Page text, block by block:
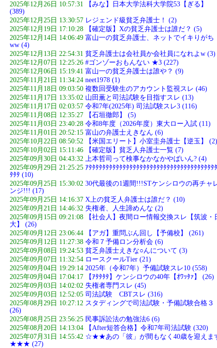
2025年12月26日 10:57:31
【みな】日本大学法科大学院53【ぎる】
(389)
2025年12月25日 13:30:57 レジェンド級貧乏弁護士！ (2)
2025年12月19日 17:10:28
【確定版】Xの貧乏弁護士は誰だ？ (5)
2025年12月14日 14:06:49 富山一の貧乏弁護士、ネットでイキりがち
ww (4)
2025年12月13日 22:54:31 貧乏弁護士は会社員か会社員になれよw (3)
2025年12月07日 12:25:26 #ゴンゾーおもんない ★3 (227)
2025年12月06日 15:19:41 富山一の貧乏弁護士は誰や？ (9)
2025年11月21日 11:34:24 neet1978 (1)
2025年11月18日 09:03:50 複数回受験生のアカウント監視スレ (46)
2025年11月17日 13:35:02 山田薫と司法試験を目指すスレ (13)
2025年11月17日 02:03:57 令和7年(2025年) 司法試験スレ3 (116)
2025年11月08日 12:35:27
【石垣徹郎】 (5)
2025年11月03日 23:40:28 令和8年度（2026年度）東大ロー入試 (11)
2025年11月01日 20:52:15 富山の弁護士えきなん (6)
2025年10月22日 08:50:52
【米国エリート】小室圭弁護士【逆玉】 (2)
2025年10月02日 15:11:46
【確定版】貧乏人弁護士一覧 (7)
2025年09月30日 04:43:32 上本哲司って検事なかなかやばいん? (4)
2025年09月29日 21:25:25 ｱﾀﾀﾀﾀﾀﾀﾀﾀﾀﾀﾀﾀﾀﾀﾀﾀﾀﾀﾀﾀﾀﾀﾀﾀﾀﾀﾀﾀﾀﾀﾀﾀﾀﾀﾀﾀﾀ
ﾀﾀﾀ (10)
2025年09月25日 15:30:02 30代最後の1週間!!!STケンシロウの再チャ
ンジ!!! (17)
2025年09月25日 14:16:37 X上の貧乏人弁護士は誰だ？ (10)
2025年09月21日 14:46:32 失権者、人生諦めんな (2)
2025年09月15日 09:21:08
【社会人】夜間ロー情報交換スレ【筑波・
大】 (26)
2025年09月12日 23:06:44
【アガ】重問ぶん回し【予備校】 (261)
2025年09月12日 11:27:38 令和７予備ロン分析会 (6)
2025年09月08日 19:24:53 貧乏弁護士えきな○んについて (3)
2025年09月07日 11:32:54 ロースクールTier (21)
2025年09月04日 19:29:14 2025年（令和7年）予備試験スレ10 (558)
2025年09月04日 17:04:17
【ｱﾀﾀﾀﾀ】ケンシロウの40年【ｵﾜｯﾀｧ】 (26)
2025年09月03日 14:02:02 失権者専門スレ (45)
2025年09月03日 12:52:05 司法試験 CBTスレ (316)
2025年08月29日 10:27:12 スタディングで司法試験・予備試験合格３
(26)
2025年08月25日 23:56:25 民事訴訟法の勉強法6 (6)
2025年08月20日 14:13:04
【After短答合格】令和7年司法試験 (320)
2025年07月31日 14:55:42 ☆★★あの「彼」が間もなく40歳を迎えま
★★★ (27)